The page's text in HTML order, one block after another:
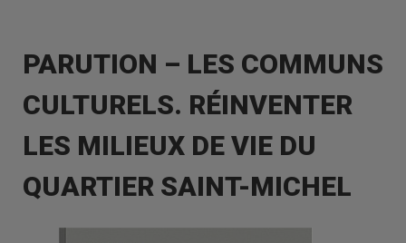
PARUTION – LES COMMUNS
CULTURELS. RÉINVENTER
LES MILIEUX DE VIE DU
QUARTIER SAINT-MICHEL